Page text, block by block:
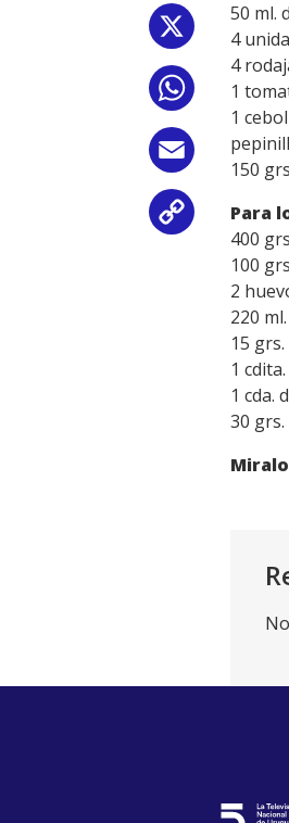
WhatsApp
Email
Copy
Link
50 ml.
4
4
1
1
150
Para
400
100
2
220
15
1
1 cda.
30